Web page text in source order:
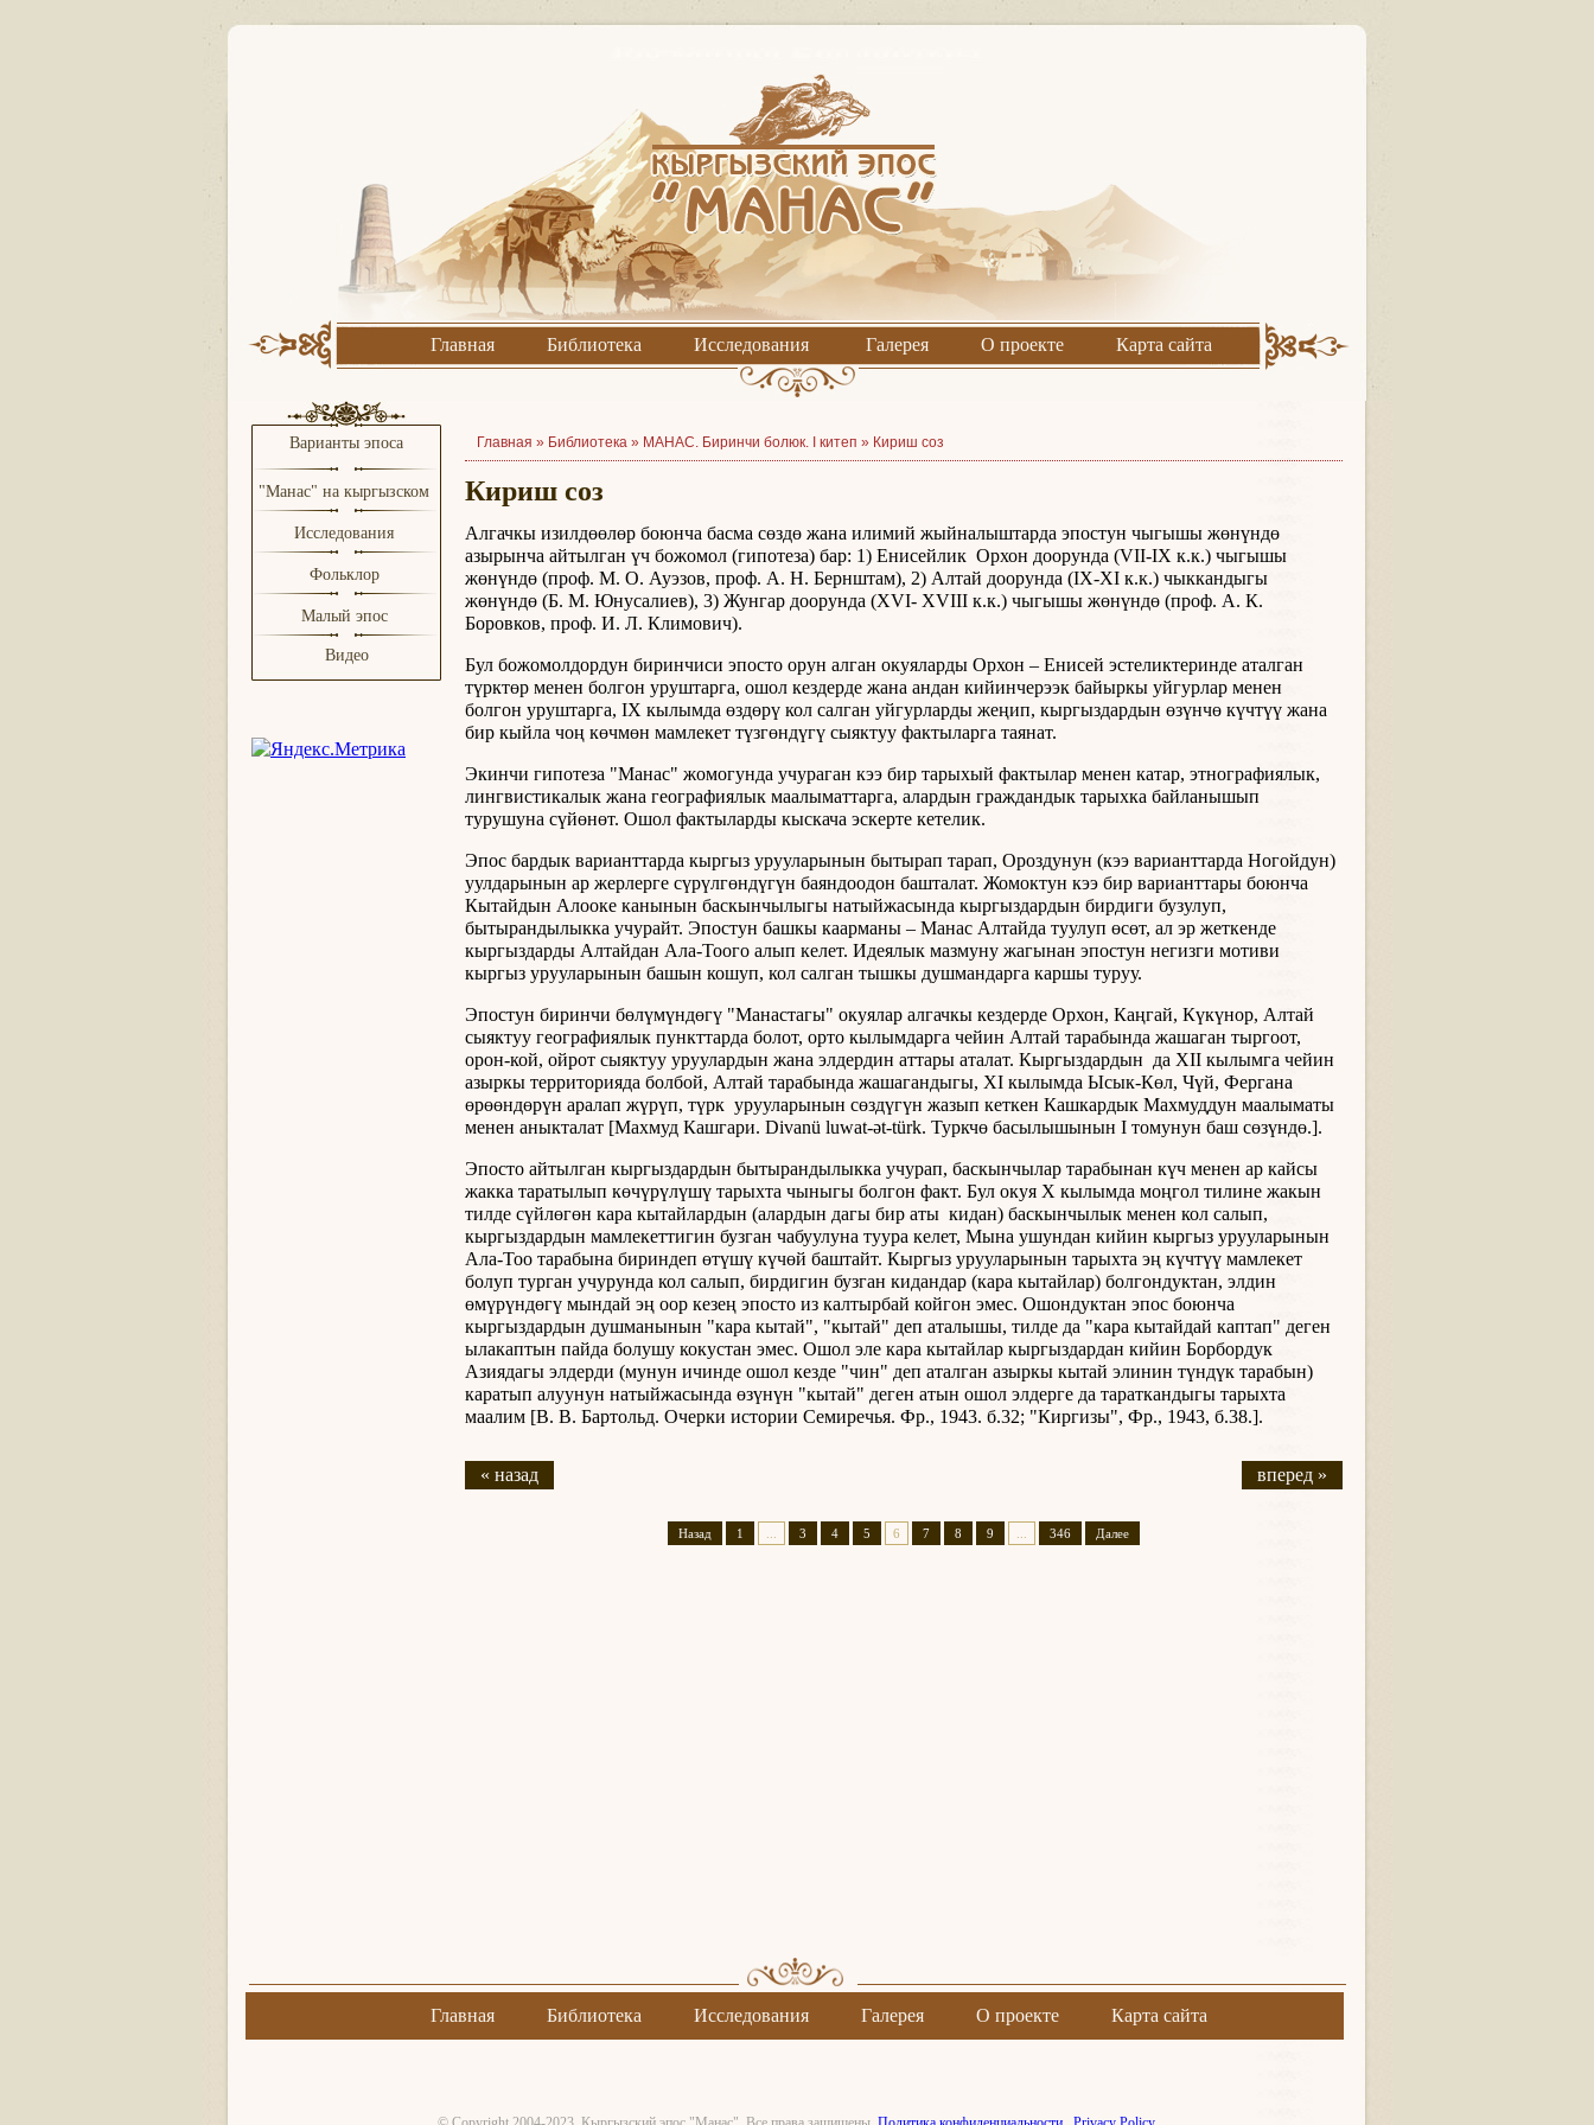
Главная Библиотека Исследования Галерея О проекте Карта сайта
Варианты эпоса
"Манас" на кыргызском
Исследования
Фольклор
Малый эпос
Видео
Главная » Библиотека » МАНАС. Биринчи болюк. I китеп » Кириш соз
Кириш соз
Алгачкы изилдөөлөр боюнча басма сөздө жана илимий жыйналыштарда эпостун чыгышы жөнүндө
азырынча айтылган үч божомол (гипотеза) бар: 1) Енисейлик Орхон доорунда (VII-IX к.к.) чыгышы
жөнүндө (проф. М. О. Ауэзов, проф. А. Н. Бернштам), 2) Алтай доорунда (IX-XI к.к.) чыккандыгы
жөнүндө (Б. М. Юнусалиев), 3) Жунгар доорунда (XVI- XVIII к.к.) чыгышы жөнүндө (проф. А. К.
Боровков, проф. И. Л. Климович).
Бул божомолдордун биринчиси эпосто орун алган окуяларды Орхон – Енисей эстеликтеринде аталган
түрктөр менен болгон уруштарга, ошол кездерде жана андан кийинчерээк байыркы уйгурлар менен
болгон уруштарга, IX кылымда өздөрү кол салган уйгурларды жеңип, кыргыздардын өзүнчө күчтүү жана
бир кыйла чоң көчмөн мамлекет түзгөндүгү сыяктуу фактыларга таянат.
Экинчи гипотеза "Манас" жомогунда учураган кээ бир тарыхый фактылар менен катар, этнографиялык,
лингвистикалык жана географиялык маалыматтарга, алардын граждандык тарыхка байланышып
турушуна сүйөнөт. Ошол фактыларды кыскача эскерте кетелик.
Эпос бардык варианттарда кыргыз урууларынын бытырап тарап, Ороздунун (кээ варианттарда Ногойдун)
уулдарынын ар жерлерге сүрүлгөндүгүн баяндоодон башталат. Жомоктун кээ бир варианттары боюнча
Кытайдын Алооке канынын баскынчылыгы натыйжасында кыргыздардын бирдиги бузулуп,
бытырандылыкка учурайт. Эпостун башкы каарманы – Манас Алтайда туулуп өсөт, ал эр жеткенде
кыргыздарды Алтайдан Ала-Тоого алып келет. Идеялык мазмуну жагынан эпостун негизги мотиви
кыргыз урууларынын башын кошуп, кол салган тышкы душмандарга каршы туруу.
Эпостун биринчи бөлүмүндөгү "Манастагы" окуялар алгачкы кездерде Орхон, Каңгай, Күкүнор, Алтай
сыяктуу географиялык пункттарда болот, орто кылымдарга чейин Алтай тарабында жашаган тыргоот,
орон-кой, ойрот сыяктуу уруулардын жана элдердин аттары аталат. Кыргыздардын да XII кылымга чейин
азыркы территорияда болбой, Алтай тарабында жашагандыгы, XI кылымда Ысык-Көл, Чүй, Фергана
өрөөндөрүн аралап жүрүп, түрк урууларынын сөздүгүн жазып кеткен Кашкардык Махмуддун маалыматы
менен аныкталат [Махмуд Кашгари. Divanü luwat-ət-türk. Туркчө басылышынын I томунун баш сөзүндө.].
Эпосто айтылган кыргыздардын бытырандылыкка учурап, баскынчылар тарабынан күч менен ар кайсы
жакка таратылып көчүрүлүшү тарыхта чыныгы болгон факт. Бул окуя X кылымда моңгол тилине жакын
тилде сүйлөгөн кара кытайлардын (алардын дагы бир аты кидан) баскынчылык менен кол салып,
кыргыздардын мамлекеттигин бузган чабуулуна туура келет, Мына ушундан кийин кыргыз урууларынын
Ала-Тоо тарабына бириндеп өтүшү күчөй баштайт. Кыргыз урууларынын тарыхта эң күчтүү мамлекет
болуп турган учурунда кол салып, бирдигин бузган кидандар (кара кытайлар) болгондуктан, элдин
өмүрүндөгү мындай эң оор кезең эпосто из калтырбай койгон эмес. Ошондуктан эпос боюнча
кыргыздардын душманынын "кара кытай", "кытай" деп аталышы, тилде да "кара кытайдай каптап" деген
ылакаптын пайда болушу кокустан эмес. Ошол эле кара кытайлар кыргыздардан кийин Борбордук
Азиядагы элдерди (мунун ичинде ошол кезде "чин" деп аталган азыркы кытай элинин түндүк тарабын)
каратып алуунун натыйжасында өзүнүн "кытай" деген атын ошол элдерге да тараткандыгы тарыхта
маалим [В. В. Бартольд. Очерки истории Семиречья. Фр., 1943. б.32; "Киргизы", Фр., 1943, б.38.].
« назад вперед »
Назад 1 3 4 5 6 7 8 9 346 Далее
Главная Библиотека Исследования Галерея О проекте Карта сайта